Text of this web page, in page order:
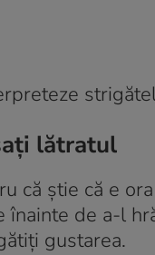
lătratul
că știe că e
de a-l
gustarea.